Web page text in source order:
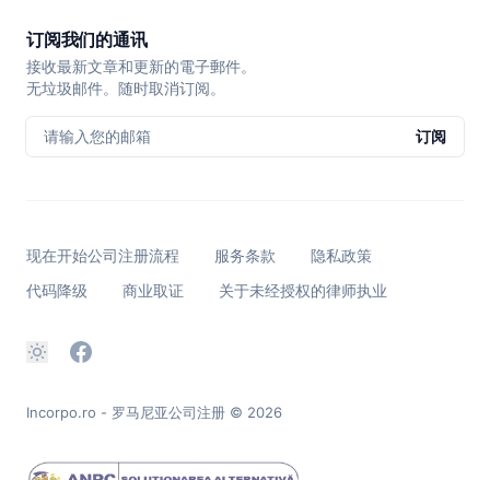
订阅我们的通讯
接收最新文章和更新的電子郵件。
无垃圾邮件。随时取消订阅。
请输入您的邮箱 订阅
现在开始公司注册流程 服务条款
隐私政策
代码降级
商业取证 关于未经授权的律师执业
Incorpo.ro - 罗马尼亚公司注册 © 2026